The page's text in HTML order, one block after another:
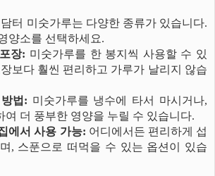
담터 미숫가루는 다양한 종류가 있습니다.
양소를 선택하세요.
장: 미숫가루를 한 봉지씩 사용할 수 있
보다 훨씬 편리하고 가루가 날리지 않습
법: 미숫가루를 냉수에 타서 마시거나,
여 더 풍부한 영양을 누릴 수 있습니다.
에서 사용 가능: 어디에서든 편리하게 섭
, 스푼으로 떠먹을 수 있는 옵션이 있습